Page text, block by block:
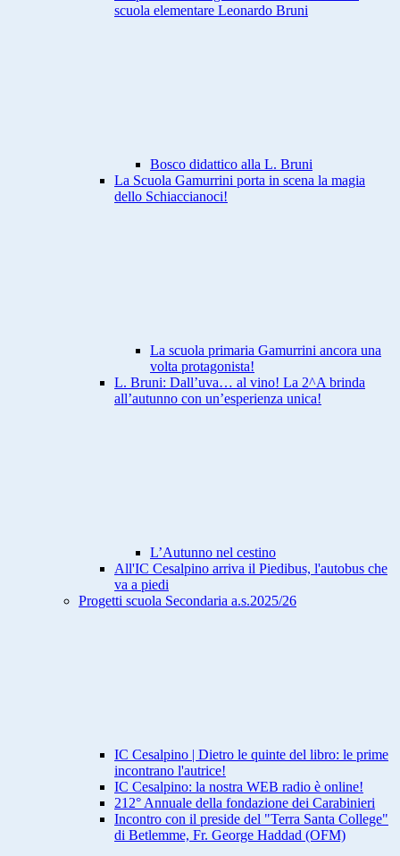
scuola elementare Leonardo Bruni
Bosco didattico alla L. Bruni
La Scuola Gamurrini porta in scena la magia
dello Schiaccianoci!
La scuola primaria Gamurrini ancora una
volta protagonista!
L. Bruni: Dall’uva… al vino! La 2^A brinda
all’autunno con un’esperienza unica!
L’Autunno nel cestino
All'IC Cesalpino arriva il Piedibus, l'autobus che
va a piedi
Progetti scuola Secondaria a.s.2025/26
IC Cesalpino | Dietro le quinte del libro: le prime
incontrano l'autrice!
IC Cesalpino: la nostra WEB radio è online!
212° Annuale della fondazione dei Carabinieri
Incontro con il preside del "Terra Santa College"
di Betlemme, Fr. George Haddad (OFM)